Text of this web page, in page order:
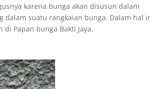
karena bunga akan disusun dalam
suatu rangkaian bunga. Dalam hal
Papan bunga Bakti Jaya.